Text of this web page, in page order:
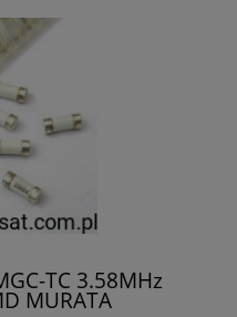
TC 3.58MHz
MURATA